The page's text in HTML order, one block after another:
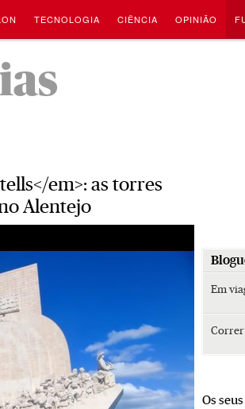
TECNOLOGIA CIÊNCIA OPINIÃO
em>: as torres
Alentejo
Em
Os